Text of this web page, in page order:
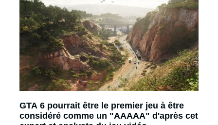
GTA 6 pourrait être le premier jeu à être
considéré comme un "AAAAA" d'après cet